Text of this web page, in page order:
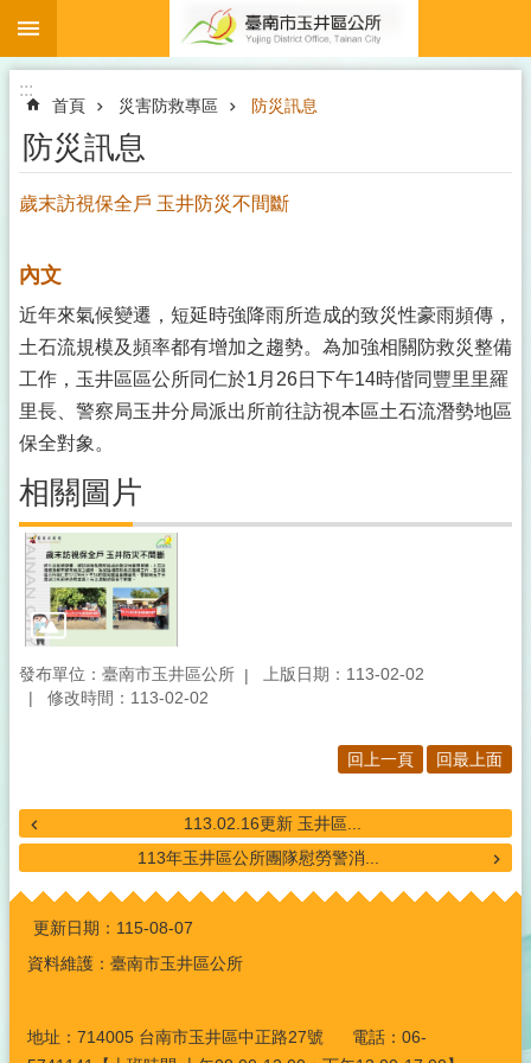
跳到主要內容區塊
:::
首頁 災害防救專區 防災訊息
防災訊息
歲末訪視保全戶 玉井防災不間斷
內文
近年來氣候變遷，短延時強降雨所造成的致災性豪雨頻傳，
土石流規模及頻率都有增加之趨勢。為加強相關防救災整備
工作，玉井區區公所同仁於1月26日下午14時偕同豐里里羅
里長、警察局玉井分局派出所前往訪視本區土石流潛勢地區
保全對象。
相關圖片
發布單位：臺南市玉井區公所
上版日期：113-02-02
修改時間：113-02-02
回上一頁 回最上面
113.02.16更新 玉井區...
113年玉井區公所團隊慰勞警消...
:::
更新日期： 115-08-07
資料維護：臺南市玉井區公所
地址：714005 台南市玉井區中正路27號 電話：06-